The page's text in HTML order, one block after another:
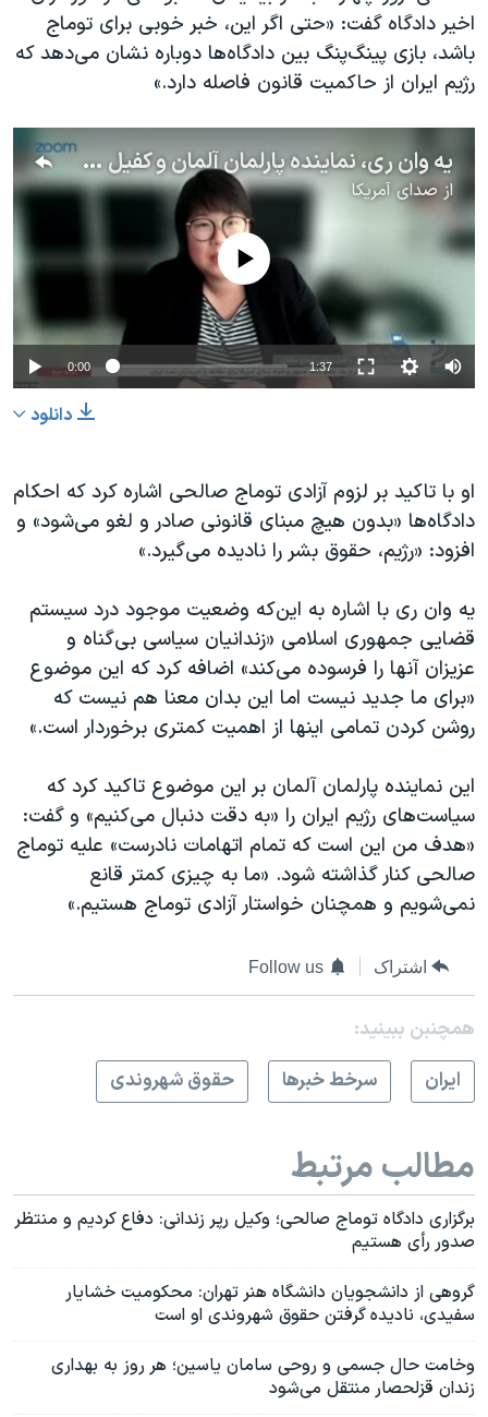
اخیر دادگاه گفت: «حتی اگر این، خبر خوبی برای توماج
باشد، بازی پینگ‌پنگ بین دادگاه‌ها دوباره نشان می‌دهد که
رژیم ایران از حاکمیت قانون فاصله دارد.»
یه وان ری، نماینده پارلمان آلمان و کفیل سیاسی توماج صالحی: می‌خواهند برای توماج پرونده‌سازی کنند
از صدای آمریکا
No media source currently available
0:00 1:37
دانلود
او با تاکید بر لزوم آزادی توماج صالحی اشاره کرد که احکام
دادگاه‌ها «بدون هیچ مبنای قانونی صادر و لغو می‌شود» و
افزود: «رژیم، حقوق بشر را نادیده می‌گیرد.»
یه وان ری با اشاره به این‌که وضعیت موجود درد سیستم
قضایی جمهوری اسلامی «زندانیان سیاسی بی‌گناه و
عزیزان‌ آنها را فرسوده می‌کند» اضافه کرد که این موضوع
«برای ما جدید نیست اما این بدان معنا هم نیست که
روشن کردن تمامی اینها از اهمیت کمتری برخوردار است.»
این نماینده پارلمان آلمان بر این موضوع تاکید کرد که
سیاست‌های رژیم ایران را «به دقت دنبال می‌کنیم» و گفت:
«هدف من این است که تمام اتهامات نادرست» علیه توماج
صالحی کنار گذاشته شود. «ما به چیزی کمتر قانع
نمی‌شویم و همچنان خواستار آزادی توماج هستیم.»
اشتراک Follow us
همچنبن ببینید:
ايران
سرخط خبرها حقوق شهروندی
مطالب مرتبط
برگزاری دادگاه توماج صالحی؛ وکیل رپر زندانی: دفاع کردیم و منتظر
صدور رأی هستیم
گروهی از دانشجویان ⁧‫دانشگاه هنر تهران: محکومیت خشایار
سفیدی، نادیده گرفتن حقوق شهروندی او است
وخامت حال جسمی و روحی سامان یاسین؛ هر روز به بهداری
زندان قزلحصار منتقل می‌شود